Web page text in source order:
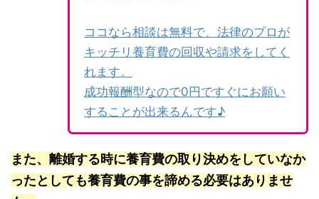
ココなら相談は無料で、法律のプロが
キッチリ養育費の回収や請求をしてく
れます。
成功報酬型なので0円ですぐにお願い
することが出来るんです♪
また、離婚する時に養育費の取り決めをしていなか
ったとしても養育費の事を諦める必要はありませ